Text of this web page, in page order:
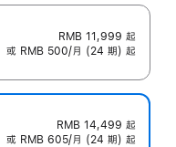
RMB 11,999 起
或 RMB 500/月 (24 期) 起
RMB 14,499 起
或 RMB 605/月 (24 期) 起